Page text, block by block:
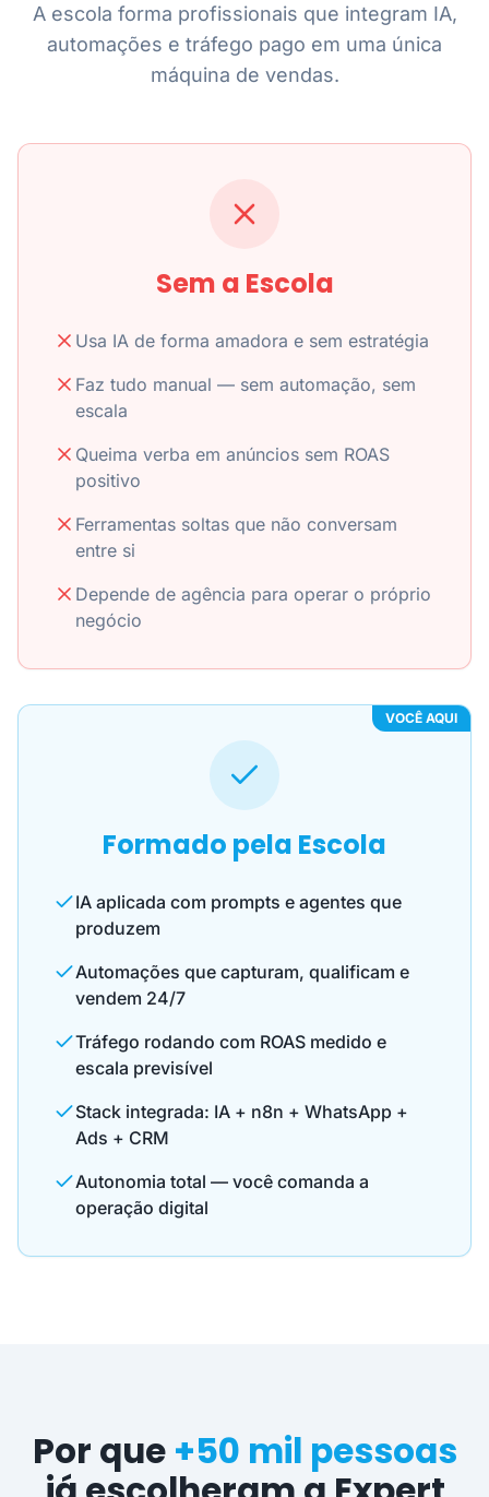
A escola forma profissionais que integram IA,
automações e tráfego pago em uma única
máquina de vendas.
Sem a Escola
Usa IA de forma amadora e sem estratégia
Faz tudo manual — sem automação, sem
escala
Queima verba em anúncios sem ROAS
positivo
Ferramentas soltas que não conversam
entre si
Depende de agência para operar o próprio
negócio
VOCÊ AQUI
Formado pela Escola
IA aplicada com prompts e agentes que
produzem
Automações que capturam, qualificam e
vendem 24/7
Tráfego rodando com ROAS medido e
escala previsível
Stack integrada: IA + n8n + WhatsApp +
Ads + CRM
Autonomia total — você comanda a
operação digital
Por que +50 mil pessoas